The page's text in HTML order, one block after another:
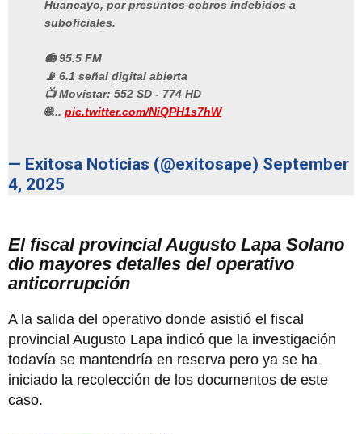
Huancayo, por presuntos cobros indebidos a
suboficiales.
📻 95.5 FM
📡 6.1 señal digital abierta
📺 Movistar: 552 SD - 774 HD
🌐... pic.twitter.com/NiQPH1s7hW
— Exitosa Noticias (@exitosape) September
4, 2025
El fiscal provincial Augusto Lapa Solano
dio mayores detalles del operativo
anticorrupción
A la salida del operativo donde asistió el fiscal
provincial Augusto Lapa indicó que la investigación
todavía se mantendría en reserva pero ya se ha
iniciado la recolección de los documentos de este
caso.